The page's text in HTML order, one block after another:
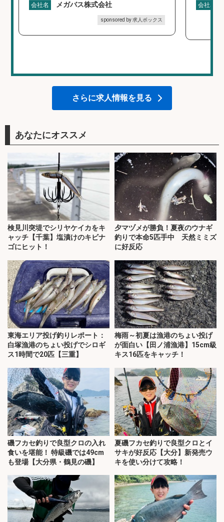
会社名 メガバス株式会社
sponsored by 求人ボックス
会社名
さらに求人情報を見る
あなたにオススメ
検見川突堤でシリヤケイカをキ
ャッチ【千葉】塩漬けのキビナ
ゴにヒット！
夕マヅメが勝負！夏夜のウナギ
釣りで本命5匹手中 天然ミミズ
に好反応
東海エリア投げ釣りレポート：
白塚漁港のちょい投げでシロギ
ス1時間で20匹【三重】
梅雨～初夏は漁港のちょい投げ
が面白い【田ノ浦漁港】15cm級
キス16匹をキャッチ！
磯フカセ釣りで良型クロの入れ
食いを堪能！ 特級磯では49cm
も登場【大分県・鶴見の磯】
夏磯フカセ釣りで良型クロとイ
サキが好反応【大分】新発売ウ
キを使い分けて攻略！